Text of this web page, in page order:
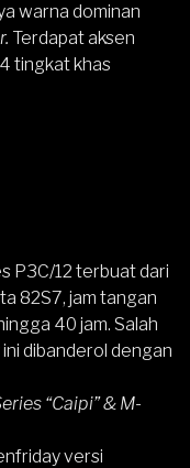
warna dominan
Terdapat aksen
tingkat khas
P3C/12 terbuat dari
82S7, jam tangan
40 jam. Salah
dibanderol dengan
“Caipi” & M-
versi